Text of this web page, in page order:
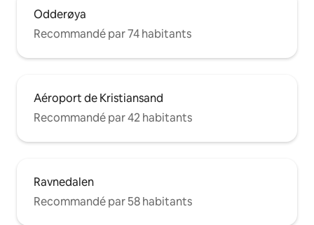
Odderøya
Recommandé par 74 habitants
Aéroport de Kristiansand
Recommandé par 42 habitants
Ravnedalen
Recommandé par 58 habitants